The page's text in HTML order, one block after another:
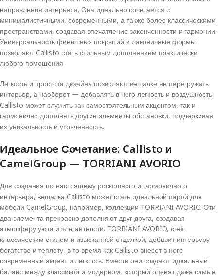
направления интерьера. Она идеально сочетается с
минималистичными, современными, а также более классическими
пространствами, создавая впечатление законченности и гармонии.
Универсальность финишных покрытий и лаконичные формы
позволяют Callisto стать стильным дополнением практически
любого помещения.
Легкость и простота дизайна позволяют вешалке не перегружать
интерьер, а наоборот — добавлять в него легкость и воздушность.
Callisto может служить как самостоятельным акцентом, так и
гармонично дополнять другие элементы обстановки, подчеркивая
их уникальность и утонченность.
Идеальное Сочетание: Callisto и
CamelGroup — TORRIANI AVORIO
Для создания по-настоящему роскошного и гармоничного
интерьера, вешалка Callisto может стать идеальной парой для
мебели CamelGroup, например, коллекции TORRIANI AVORIO. Эти
два элемента прекрасно дополняют друг друга, создавая
атмосферу уюта и элегантности. TORRIANI AVORIO, с её
классическим стилем и изысканной отделкой, добавит интерьеру
богатство и теплоту, в то время как Callisto внесет в него
современный акцент и легкость. Вместе они создают идеальный
баланс между классикой и модерном, который оценят даже самые